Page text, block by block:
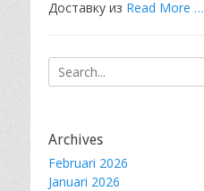
Доставку из Read More …
Search
for:
Archives
Februari 2026
Januari 2026